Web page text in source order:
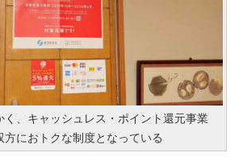
く、キャッシュレス・ポイント還元事業
方におトクな制度となっている